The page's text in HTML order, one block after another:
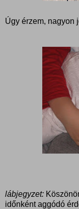
Úgy érzem, nagyon
lábjegyzet:
időnként aggódó